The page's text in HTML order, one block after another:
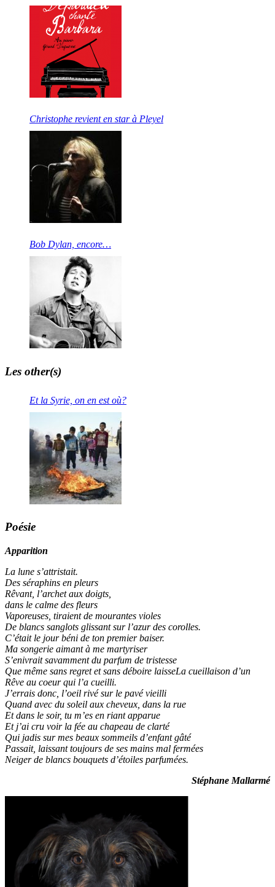
Christophe revient en star à Pleyel
Bob Dylan, encore…
Les other(s)
Et la Syrie, on en est où?
Poésie
Apparition
La lune s’attristait.
Des séraphins en pleurs
Rêvant, l’archet aux doigts,
dans le calme des fleurs
Vaporeuses, tiraient de mourantes violes
De blancs sanglots glissant sur l’azur des corolles.
C’était le jour béni de ton premier baiser.
Ma songerie aimant à me martyriser
S’enivrait savamment du parfum de tristesse
Que même sans regret et sans déboire laisseLa cueillaison d’un
Rêve au coeur qui l’a cueilli.
J’errais donc, l’oeil rivé sur le pavé vieilli
Quand avec du soleil aux cheveux, dans la rue
Et dans le soir, tu m’es en riant apparue
Et j’ai cru voir la fée au chapeau de clarté
Qui jadis sur mes beaux sommeils d’enfant gâté
Passait, laissant toujours de ses mains mal fermées
Neiger de blancs bouquets d’étoiles parfumées.
Stéphane Mallarmé